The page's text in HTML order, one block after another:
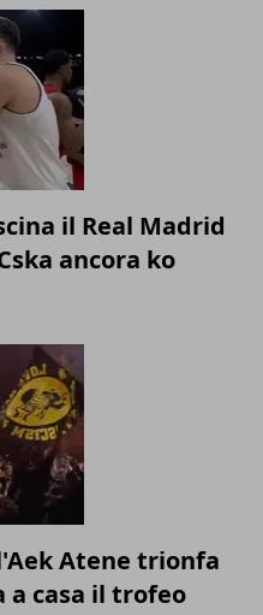
il Real Madrid
ancora ko
Atene trionfa
a casa il trofeo